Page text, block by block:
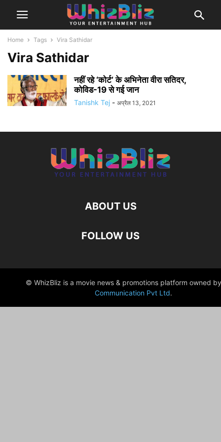
Home Tags Vira Sathidar
Vira Sathidar
नहीं रहे ‘कोर्ट’ के अभिनेता वीरा सतिदर,
कोविड-19 से गई जान
Tanishk Tej - अप्रैल 13, 2021
ABOUT US
FOLLOW US
© WhizBliz is a movie news & promotions platform owned by
Communication Pvt Ltd.